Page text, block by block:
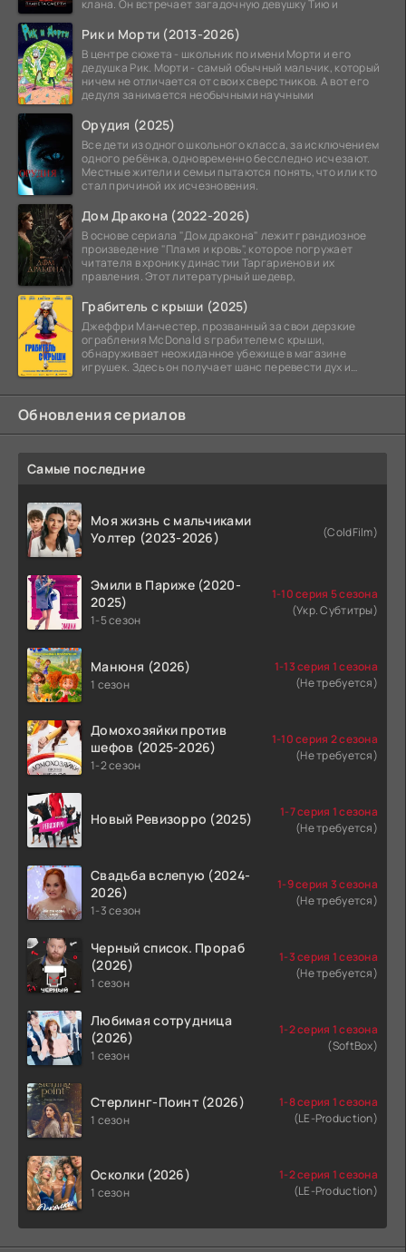
клана. Он встречает загадочную девушку Тию и
Рик и Морти (2013-2026)
В центре сюжета - школьник по имени Морти и его
дедушка Рик. Морти - самый обычный мальчик, который
ничем не отличается от своих сверстников. А вот его
дедуля занимается необычными научными
Орудия (2025)
Все дети из одного школьного класса, за исключением
одного ребёнка, одновременно бесследно исчезают.
Местные жители и семьи пытаются понять, что или кто
стал причиной их исчезновения.
Дом Дракона (2022-2026)
В основе сериала "Дом дракона" лежит грандиозное
произведение "Пламя и кровь", которое погружает
читателя в хронику династии Таргариенов и их
правления. Этот литературный шедевр,
Грабитель с крыши (2025)
Джеффри Манчестер, прозванный за свои дерзкие
ограбления McDonald s грабителем с крыши,
обнаруживает неожиданное убежище в магазине
игрушек. Здесь он получает шанс перевести дух и
Обновления сериалов
Самые последние
Моя жизнь с мальчиками
Уолтер (2023-2026)
(ColdFilm)
Эмили в Париже (2020-
2025)
1-5 сезон
1-10 серия 5 сезона
(Укр. Субтитры)
Манюня (2026)
1 сезон
1-13 серия 1 сезона
(Не требуется)
Домохозяйки против
шефов (2025-2026)
1-2 сезон
1-10 серия 2 сезона
(Не требуется)
Новый Ревизорро (2025)
1-7 серия 1 сезона
(Не требуется)
Свадьба вслепую (2024-
2026)
1-3 сезон
1-9 серия 3 сезона
(Не требуется)
Черный список. Прораб
(2026)
1 сезон
1-3 серия 1 сезона
(Не требуется)
Любимая сотрудница
(2026)
1 сезон
1-2 серия 1 сезона
(SoftBox)
Стерлинг-Поинт (2026)
1 сезон
1-8 серия 1 сезона
(LE-Production)
Осколки (2026)
1 сезон
1-2 серия 1 сезона
(LE-Production)